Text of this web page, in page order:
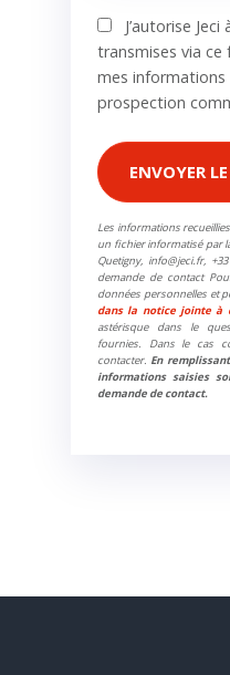
J’autorise
transmises via ce
mes
prospection
ENVOYER
Les informations
un fichier informatisé par
Quetigny, info@jeci.fr,
demande de contact
données personnelles et
dans la notice jointe à
astérisque dans le
fournies. Dans le cas
contacter. En
informations saisies
demande de contact.